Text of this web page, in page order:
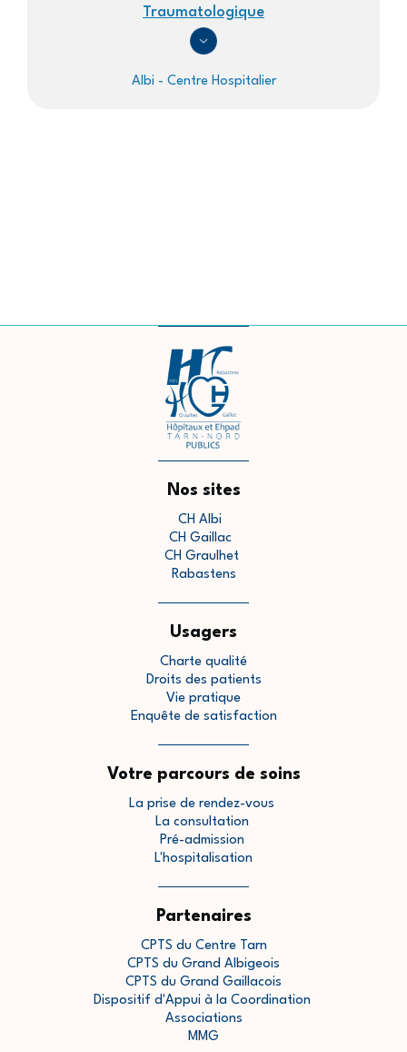
Traumatologique
Albi - Centre Hospitalier
Nos sites
CH Albi
CH Gaillac
CH Graulhet
Rabastens
Usagers
Charte qualité
Droits des patients
Vie pratique
Enquête de satisfaction
Votre parcours de soins
La prise de rendez-vous
La consultation
Pré-admission
L'hospitalisation
Partenaires
CPTS du Centre Tarn
CPTS du Grand Albigeois
CPTS du Grand Gaillacois
Dispositif d'Appui à la Coordination
Associations
MMG